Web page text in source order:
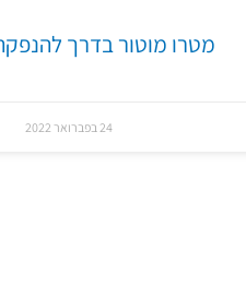
מטרו מוטור בדרך
24 בפברואר 2022